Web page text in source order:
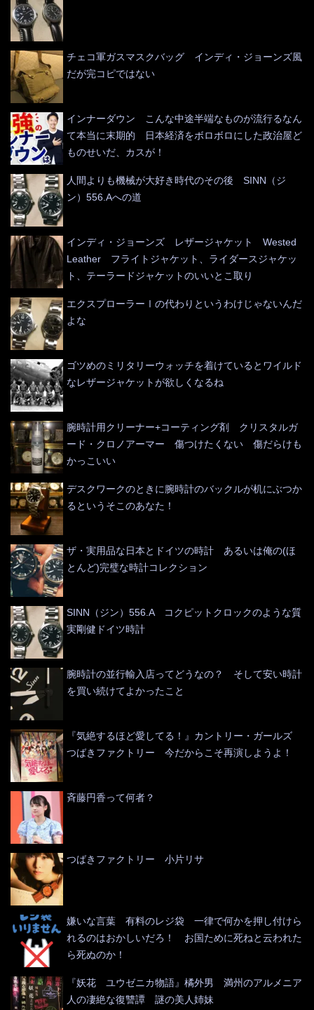
チェコ軍ガスマスクバッグ インディ・ジョーンズ風
だが完コピではない
インナーダウン こんな中途半端なものが流行るなん
て本当に末期的 日本経済をボロボロにした政治屋ど
ものせいだ、カスが！
人間よりも機械が大好き時代のその後 SINN（ジ
ン）556.Aへの道
インディ・ジョーンズ レザージャケット Wested
Leather フライトジャケット、ライダースジャケッ
ト、テーラードジャケットのいいとこ取り
エクスプローラーⅠの代わりというわけじゃないんだ
よな
ゴツめのミリタリーウォッチを着けているとワイルド
なレザージャケットが欲しくなるね
腕時計用クリーナー+コーティング剤 クリスタルガ
ード・クロノアーマー 傷つけたくない 傷だらけも
かっこいい
デスクワークのときに腕時計のバックルが机にぶつか
るというそこのあなた！
ザ・実用品な日本とドイツの時計 あるいは俺の(ほ
とんど)完璧な時計コレクション
SINN（ジン）556.A コクピットクロックのような質
実剛健ドイツ時計
腕時計の並行輸入店ってどうなの？ そして安い時計
を買い続けてよかったこと
『気絶するほど愛してる！』カントリー・ガールズ
つばきファクトリー 今だからこそ再演しようよ！
斉藤円香って何者？
つばきファクトリー 小片リサ
嫌いな言葉 有料のレジ袋 一律で何かを押し付けら
れるのはおかしいだろ！ お国ために死ねと云われた
ら死ぬのか！
『妖花 ユウゼニカ物語』橘外男 満州のアルメニア
人の凄絶な復讐譚 謎の美人姉妹